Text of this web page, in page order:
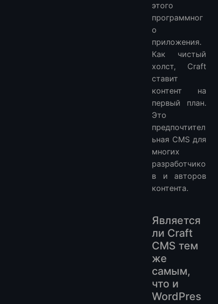
этого
программног
о
приложения.
Как чистый
холст, Craft
ставит
контент на
первый план.
Это
предпочтител
ьная CMS для
многих
разработчико
в и авторов
контента.
Является
ли Craft
CMS тем
же
самым,
что и
WordPres